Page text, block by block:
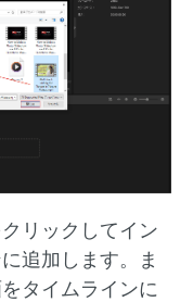
リックしてイン
追加します。ま
タイムラインに